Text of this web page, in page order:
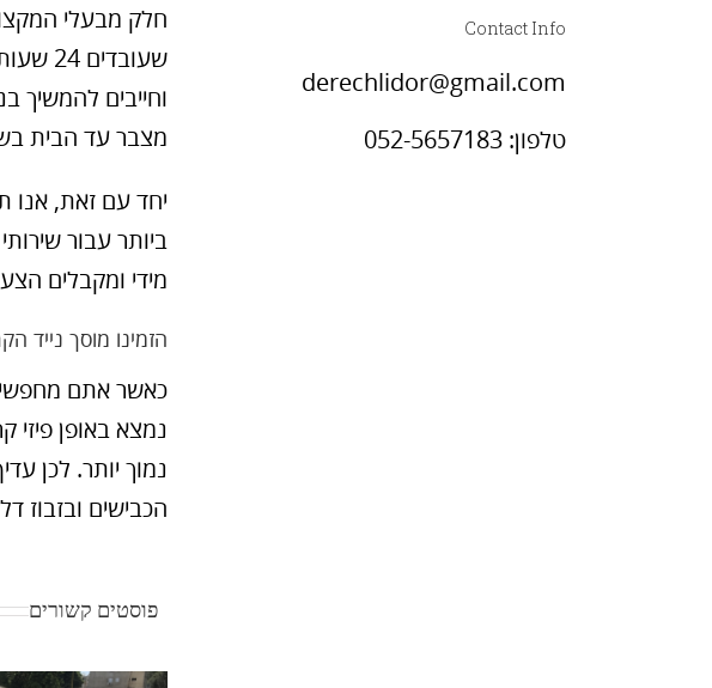
חלק מבעלי
וחייבים להמשיך
מצבר עד הבית
יחד עם זאת, אנו
ביותר עבור
מידי ומקבלים
הזמינו מוסך נייד
כאשר אתם
נמצא באופן
נמוך יותר. לכן
הכבישים ובזבוז
פוסטים קשורים
Contact Info
derechlidor@gmail.com
טלפון: 052-5657183